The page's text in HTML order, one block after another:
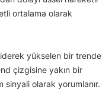
ortalama olarak
yükselen bir trende
çizgisine yakın bir
sinyali olarak yorumlanır.